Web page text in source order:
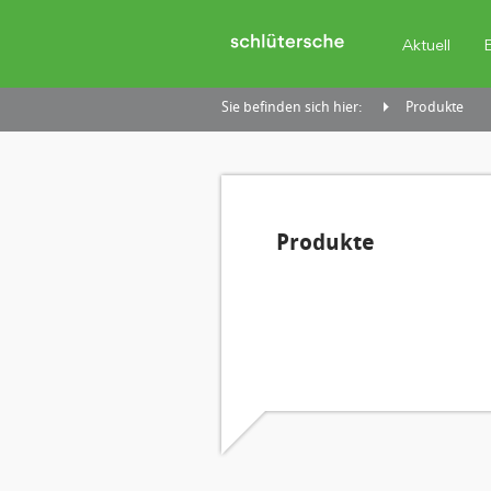
Aktuell
Sie befinden sich hier: Produkte
Produkte